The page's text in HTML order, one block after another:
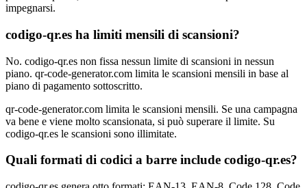
impegnarsi.
codigo-qr.es ha limiti mensili di scansioni?
No. codigo-qr.es non fissa nessun limite di scansioni in nessun
piano. qr-code-generator.com limita le scansioni mensili in base al
piano di pagamento sottoscritto.
qr-code-generator.com limita le scansioni mensili. Se una campagna
va bene e viene molto scansionata, si può superare il limite. Su
codigo-qr.es le scansioni sono illimitate.
Quali formati di codici a barre include codigo-qr.es?